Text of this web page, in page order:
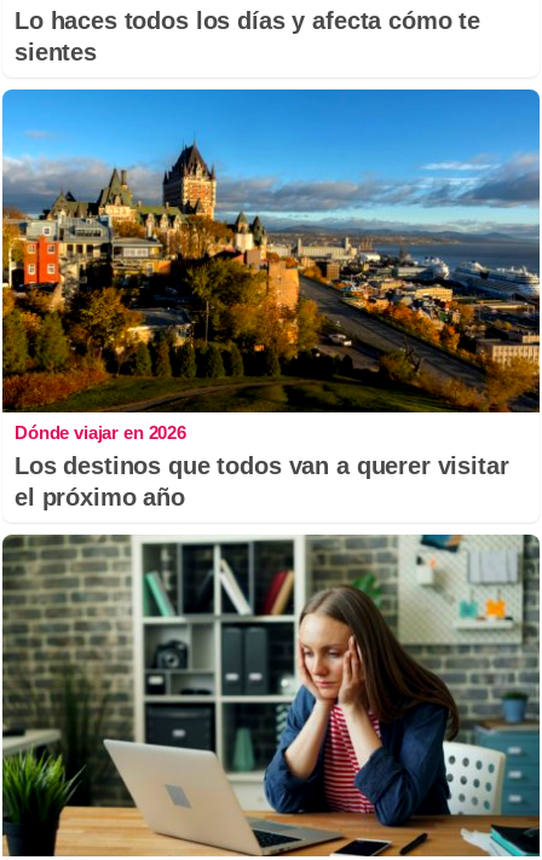
Lo haces todos los días y afecta cómo te
sientes
Dónde viajar en 2026
Los destinos que todos van a querer visitar
el próximo año